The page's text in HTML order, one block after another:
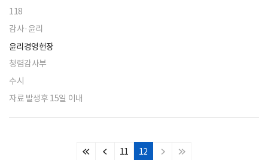
118
감사·윤리
윤리경영헌장
청렴감사부
수시
자료 발생후 15일 이내
처
이
11 12
다
마